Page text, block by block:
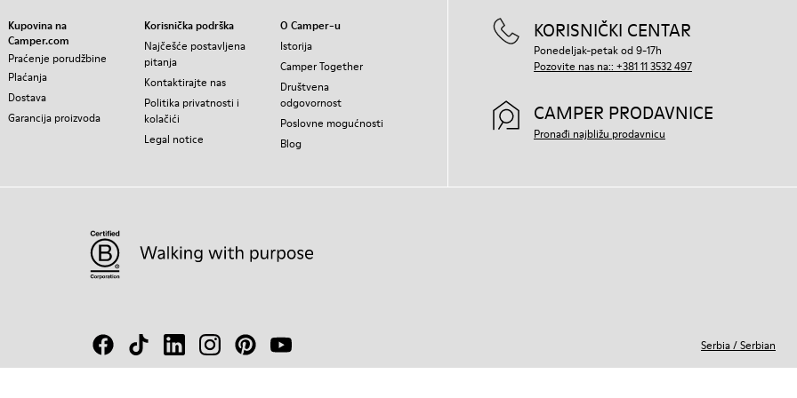
Kupovina na
Camper.com
Praćenje porudžbine
Plaćanja
Dostava
Garancija proizvoda
Korisnička podrška
Najčešće postavljena
pitanja
Kontaktirajte nas
Politika privatnosti i
kolačići
Legal notice
O Camper-u
Istorija
Camper Together
Društvena
odgovornost
Poslovne mogućnosti
Blog
KORISNIČKI CENTAR
Ponedeljak-petak od 9-17h
Pozovite nas na:: +381 11 3532 497
CAMPER PRODAVNICE
Pronađi najbližu prodavnicu
Serbia/Serbian